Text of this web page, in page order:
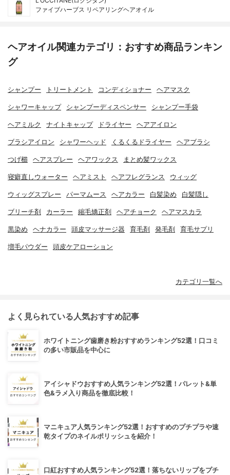
ファイブハーブス リペアリングヘアオイル
ヘアオイル関連カテゴリ：おすすめ商品ランキン
グ
シャンプー トリートメント コンディショナー ヘアマスク
シャワーキャップ シャンプーディスペンサー シャンプー手袋
ヘアミルク ナイトキャップ ドライヤー ヘアアイロン
ブラシアイロン シャワーヘッド くるくるドライヤー ヘアブラシ
つげ櫛 ヘアスプレー ヘアワックス まとめ髪ワックス
寝癖直しウォーター ヘアミスト ヘアフレグランス ウィッグ
ウィッグスプレー パーマムース ヘアカラー 白髪染め 白髪隠し
ブリーチ剤 カーラー 縮毛矯正剤 ヘアチョーク ヘアマスカラ
黒染め ヘナカラー 頭皮マッサージ器 育毛剤 発毛剤 育毛サプリ
増毛パウダー 頭皮ケアローション
カテゴリ一覧へ
よく見られている人気おすすめ記事
ホワイトニング歯磨き粉おすすめランキング52選！口コミ
の多い市販品を中心に
アイシャドウおすすめ人気ランキング52選！パレット&単
色&ラメ入り商品を徹底比較！
マニキュア人気ランキング52選！おすすめのプチプラや速
乾タイプのネイルポリッシュを紹介！
口紅おすすめ人気ランキング52選！落ちないリップをプチ